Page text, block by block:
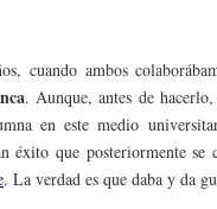
cuando ambos
. Aunque, antes de
en este medio
éxito que posteriormente se
. La verdad es que daba y da